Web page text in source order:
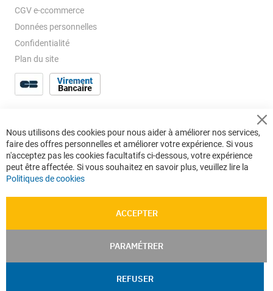
CGV e-ccommerce
Données personnelles
Confidentialité
Plan du site
Nous utilisons des cookies pour nous aider à améliorer nos services,
faire des offres personnelles et améliorer votre expérience. Si vous
n'acceptez pas les cookies facultatifs ci-dessous, votre expérience
peut être affectée. Si vous souhaitez en savoir plus, veuillez lire la
Politiques de cookies
ACCEPTER
PARAMÉTRER
REFUSER